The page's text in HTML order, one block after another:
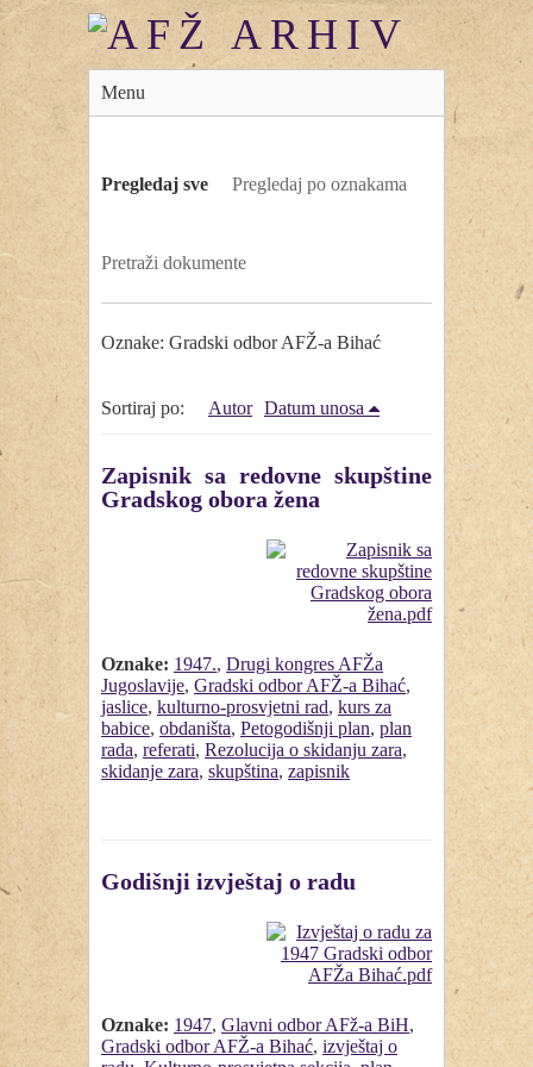
Menu
Pregledaj sve Pregledaj po oznakama
Pretraži dokumente
Oznake: Gradski odbor AFŽ-a Bihać
Sortiraj po: Autor Datum unosa
Zapisnik sa redovne skupštine
Gradskog obora žena
Oznake: 1947., Drugi kongres AFŽa
Jugoslavije, Gradski odbor AFŽ-a Bihać,
jaslice, kulturno-prosvjetni rad, kurs za
babice, obdaništa, Petogodišnji plan, plan
rada, referati, Rezolucija o skidanju zara,
skidanje zara, skupština, zapisnik
Godišnji izvještaj o radu
Oznake: 1947, Glavni odbor AFž-a BiH,
Gradski odbor AFŽ-a Bihać, izvještaj o